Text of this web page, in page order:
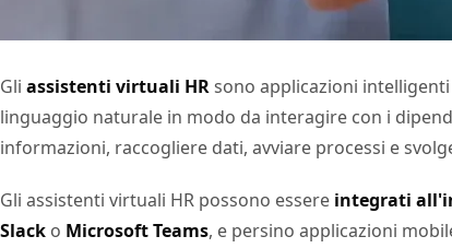
Gli assistenti virtuali HRsono applicazioni
linguaggio naturale in modo da interagire con i
informazioni, raccogliere dati, avviare processi e
Gli assistenti virtuali HR possono essere integrati
Slack o Microsoft Teams, e persino applicazioni